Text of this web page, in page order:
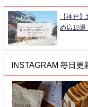
【神戸
め店18選
INSTAGRAM 毎日更